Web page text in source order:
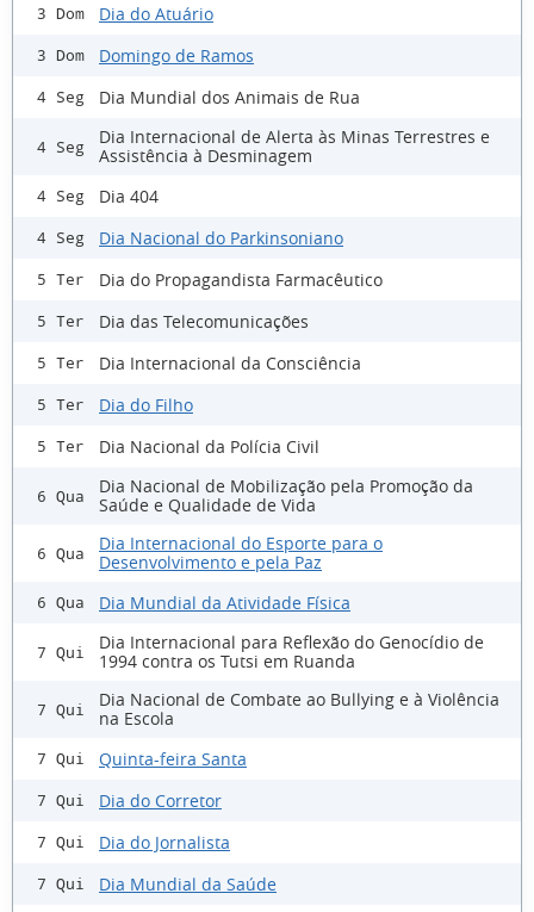
3 Dom Dia do Atuário
3 Dom Domingo de Ramos
4 Seg Dia Mundial dos Animais de Rua
4 Seg
Dia Internacional de Alerta às Minas Terrestres e
Assistência à Desminagem
4 Seg Dia 404
4 Seg Dia Nacional do Parkinsoniano
5 Ter Dia do Propagandista Farmacêutico
5 Ter Dia das Telecomunicações
5 Ter Dia Internacional da Consciência
5 Ter Dia do Filho
5 Ter Dia Nacional da Polícia Civil
6 Qua
Dia Nacional de Mobilização pela Promoção da
Saúde e Qualidade de Vida
6 Qua
Dia Internacional do Esporte para o
Desenvolvimento e pela Paz
6 Qua Dia Mundial da Atividade Física
7 Qui
Dia Internacional para Reflexão do Genocídio de
1994 contra os Tutsi em Ruanda
7 Qui
Dia Nacional de Combate ao Bullying e à Violência
na Escola
7 Qui Quinta-feira Santa
7 Qui Dia do Corretor
7 Qui Dia do Jornalista
7 Qui Dia Mundial da Saúde